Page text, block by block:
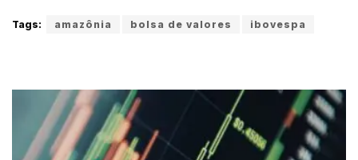
Tags: amazônia bolsa de valores ibovespa